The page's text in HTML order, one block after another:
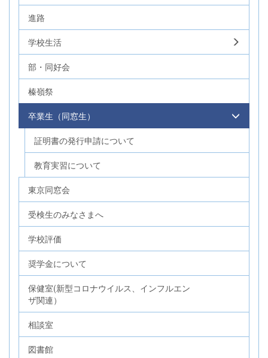
進路
学校生活
部・同好会
榛嶺祭
卒業生（同窓生）
証明書の発行申請について
教育実習について
東京同窓会
受検生のみなさまへ
学校評価
奨学金について
保健室(新型コロナウイルス、インフルエン
ザ関連）
相談室
図書館